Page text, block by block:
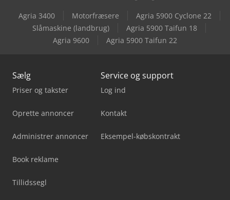
Genie Z-45 Xc
Genie Z-45/25J Dc
Agria 3400 Motorfræsere
Agria 5900 Cyclone 22
Slåmaskine (landbrug)
Agria 5900 Taifun 18
Agria 9600
Agria 5900 Taifun 22
Sælg
Priser og takster
Oprette annoncer
Administrer annoncer
Book reklame
Tillidssegl
Service og support
Log ind
Kontakt
Eksempel-købskontrakt